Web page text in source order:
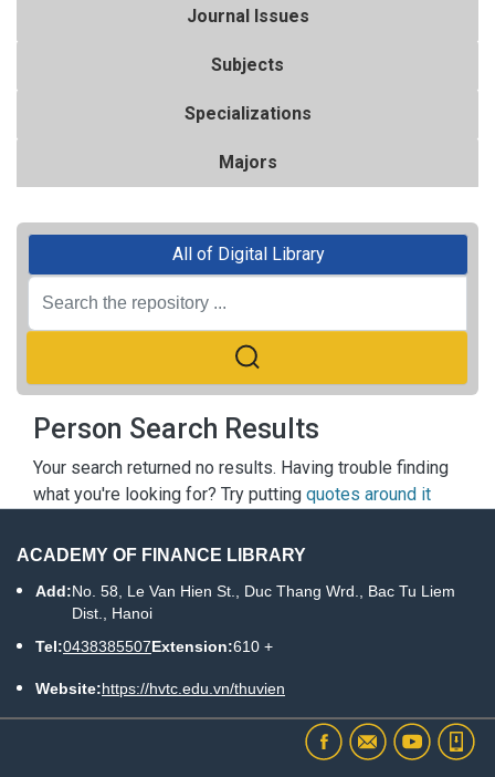
Journal Issues
Subjects
Specializations
Majors
All of Digital Library
Person Search Results
Your search returned no results. Having trouble finding
what you're looking for? Try putting quotes around it
ACADEMY OF FINANCE LIBRARY
Add:No. 58, Le Van Hien St., Duc Thang Wrd., Bac Tu Liem
Dist., Hanoi
Tel:0438385507Extension:610 +
Website:https://hvtc.edu.vn/thuvien